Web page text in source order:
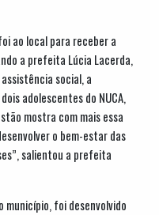
ao local para receber a
a prefeita Lúcia Lacerda,
social, a
adolescentes do NUCA,
mostra com mais essa
o bem-estar das
salientou a prefeita
foi desenvolvido